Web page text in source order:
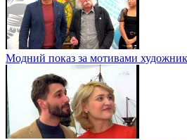
Модний показ за мотивами